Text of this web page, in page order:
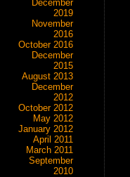
December
2019
November
2016
October 2016
December
2015
August 2013
December
2012
October 2012
May 2012
January 2012
April 2011
March 2011
September
2010